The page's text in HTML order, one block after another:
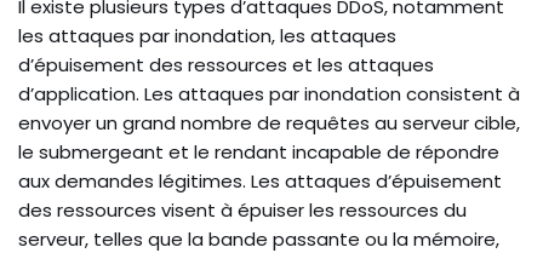
Il existe plusieurs types d’attaques DDoS, notamment
les attaques par inondation, les attaques
d’épuisement des ressources et les attaques
d’application. Les attaques par inondation consistent à
envoyer un grand nombre de requêtes au serveur cible,
le submergeant et le rendant incapable de répondre
aux demandes légitimes. Les attaques d’épuisement
des ressources visent à épuiser les ressources du
serveur, telles que la bande passante ou la mémoire,